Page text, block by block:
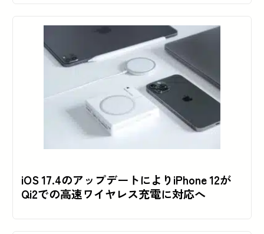
iOS 17.4のアップデートによりiPhone 12が
Qi2での高速ワイヤレス充電に対応へ